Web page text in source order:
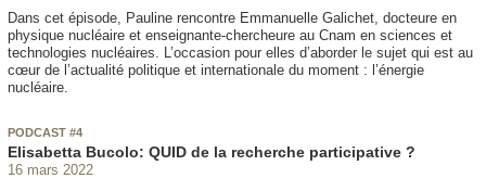
Dans cet épisode, Pauline rencontre Emmanuelle Galichet, docteure en
physique nucléaire et enseignante-chercheure au Cnam en sciences et
technologies nucléaires. L’occasion pour elles d’aborder le sujet qui est au
cœur de l’actualité politique et internationale du moment : l’énergie
nucléaire.
PODCAST #4
Elisabetta Bucolo: QUID de la recherche participative ?
16 mars 2022